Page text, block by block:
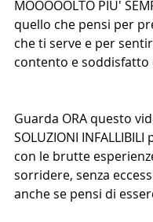
MOOOOOLTO PIU'
quello che pensi per
che ti serve e per
contento e soddisfatto
Guarda ORA questo
SOLUZIONI
con le brutte
sorridere, senza
anche se pensi di